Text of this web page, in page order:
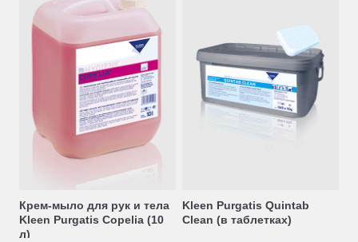
Крем-мыло для рук и тела
Kleen Purgatis Copelia (10
л)
Kleen Purgatis Quintab
Clean (в таблетках)